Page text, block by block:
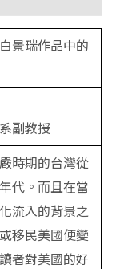
景瑞作品中的
副教授
時期的台灣從
代。而且在當
流入的背景之
移民美國便變
者對美國的好